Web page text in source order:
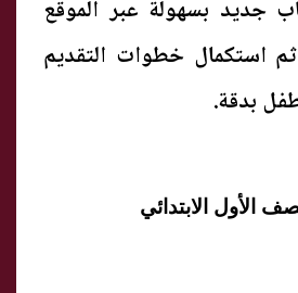
جديد بسهولة عبر الموقع
ثم استكمال خطوات التقديم
بدقة.
الأول الابتدائي